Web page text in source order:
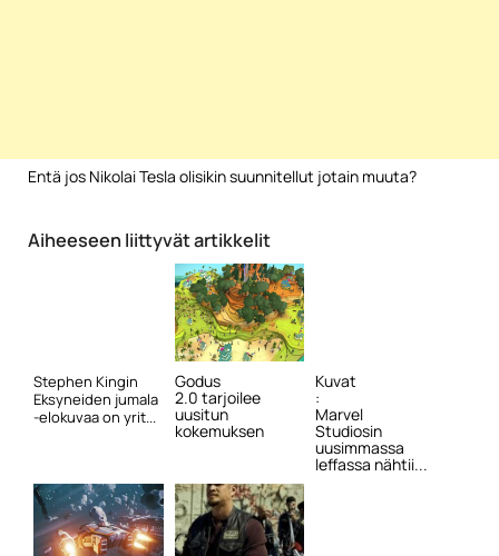
Entä jos Nikolai Tesla olisikin suunnitellut jotain muuta?
Aiheeseen liittyvät artikkelit
Stephen Kingin
Eksyneiden jumala
-elokuvaa on yrit...
Godus
2.0 tarjoilee
uusitun
kokemuksen
Kuvat
:
Marvel
Studiosin
uusimmassa
leffassa nähtii...